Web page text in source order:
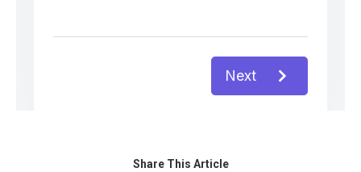
Share This Article